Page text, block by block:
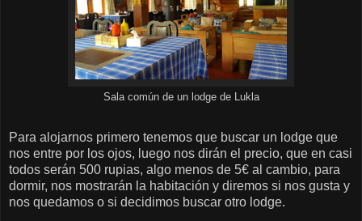
Sala común de un lodge de Lukla
Para alojarnos primero tenemos que buscar un lodge que
nos entre por los ojos, luego nos dirán el precio, que en casi
todos serán 500 rupias, algo menos de 5€ al cambio, para
dormir, nos mostrarán la habitación y diremos si nos gusta y
nos quedamos o si decidimos buscar otro lodge.